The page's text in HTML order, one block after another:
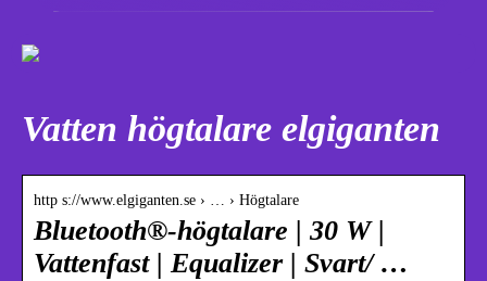
Vatten högtalare elgiganten
http s://www.elgiganten.se › … › Högtalare
Bluetooth®-högtalare | 30 W |
Vattenfast | Equalizer | Svart/ …